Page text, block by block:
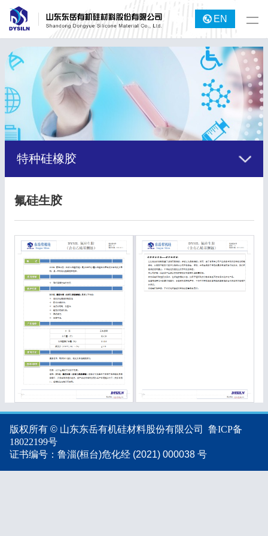
EN
特种硅橡胶
氟硅生胶
版权所有 © 山东东岳有机硅材料股份有限公司 鲁ICP备
18022199号
证书编号：鲁淄(桓台)危化经 (2021) 000038 号